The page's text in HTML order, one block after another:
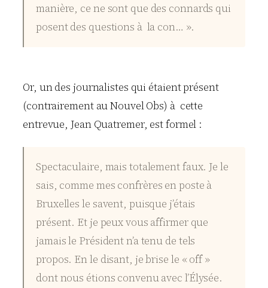
manière, ce ne sont que des connards qui
posent des questions à la con… ».
Or, un des journalistes qui étaient présent
(contrairement au Nouvel Obs) à cette
entrevue, Jean Quatremer, est formel :
Spectaculaire, mais totalement faux. Je le
sais, comme mes confrères en poste à
Bruxelles le savent, puisque j’étais
présent. Et je peux vous affirmer que
jamais le Président n’a tenu de tels
propos. En le disant, je brise le « off »
dont nous étions convenu avec l’Élysée.